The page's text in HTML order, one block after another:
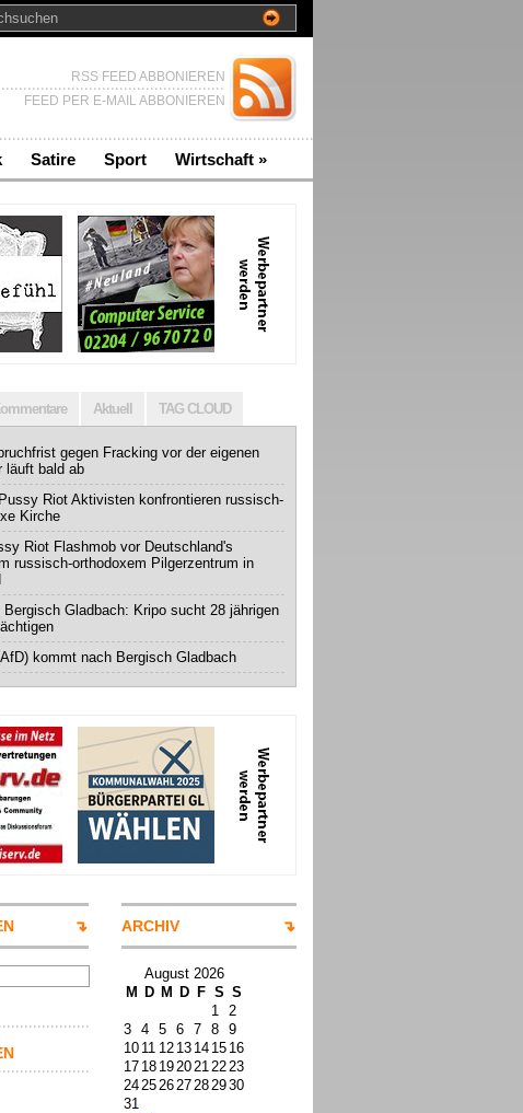
RSS FEED ABBONIEREN
FEED PER E-MAIL ABBONIEREN
Satire Sport Wirtschaft »
Aktuell TAG CLOUD
gegen Fracking vor der eigenen
läuft bald ab
Riot Aktivisten konfrontieren russisch-
Kirche
Riot Flashmob vor Deutschland's
russisch-orthodoxem Pilgerzentrum in
Bergisch Gladbach: Kripo sucht 28 jährigen
kommt nach Bergisch Gladbach
ARCHIV
August 2026
M
D M D F S S
1 2
3 4 5 6 7 8 9
10 11 12 13 14 15 16
17 18 1920212223
24252627282930
31